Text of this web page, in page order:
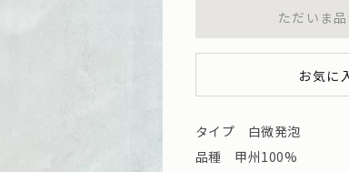
ただいま品
お気に
タイプ 白微発泡
品種 甲州100%